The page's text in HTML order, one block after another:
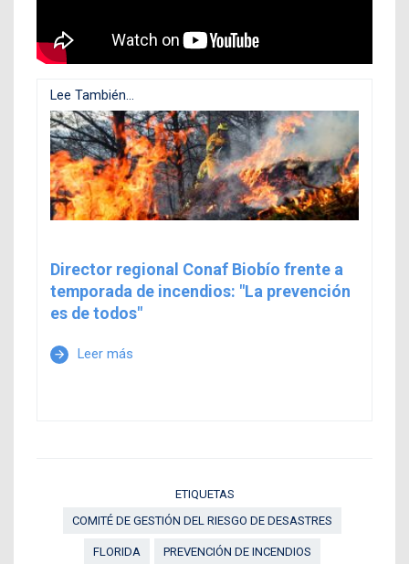
Lee También...
Director regional Conaf Biobío frente a
temporada de incendios: "La prevención
es de todos"
arrow_forward Leer más
ETIQUETAS
COMITÉ DE GESTIÓN DEL RIESGO DE DESASTRES
FLORIDA PREVENCIÓN DE INCENDIOS